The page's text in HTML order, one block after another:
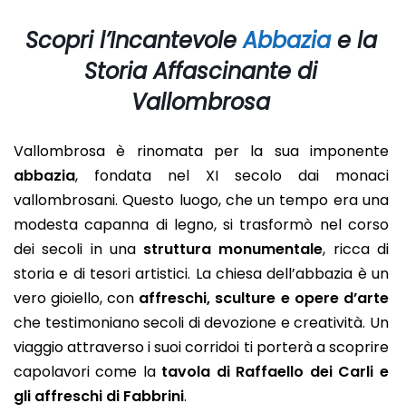
Scopri l’IncantevoleAbbaziae la
Storia Affascinante di
Vallombrosa
Vallombrosa è rinomata per la sua imponente
abbazia, fondata nel XI secolo dai monaci
vallombrosani. Questo luogo, che un tempo era una
modesta capanna di legno, si trasformò nel corso
dei secoli in una struttura monumentale, ricca di
storia e di tesori artistici. La chiesa dell’abbazia è un
vero gioiello, con affreschi, sculture e opere d’arte
che testimoniano secoli di devozione e creatività. Un
viaggio attraverso i suoi corridoi ti porterà a scoprire
capolavori come la tavola di Raffaello dei Carli e
gli affreschi di Fabbrini.